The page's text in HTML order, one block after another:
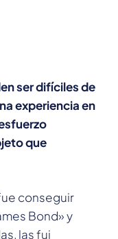
ser difíciles de
experiencia en
que
conseguir
Bond» y
las fui